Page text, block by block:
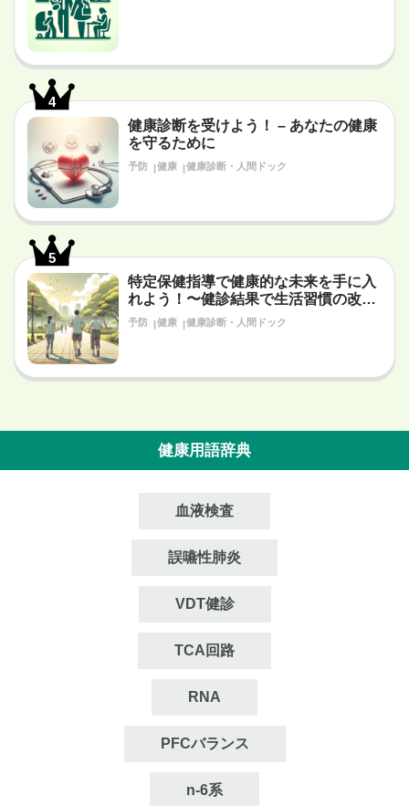
4
健康診断を受けよう！ – あなたの健康
を守るために
予防 健康 健康診断・人間ドック
5
特定保健指導で健康的な未来を手に入
れよう！〜健診結果で生活習慣の改善
が必要だと言われたあなたへ〜
予防 健康 健康診断・人間ドック
健康用語辞典
血液検査
誤嚥性肺炎
VDT健診
TCA回路
RNA
PFCバランス
n‐6系